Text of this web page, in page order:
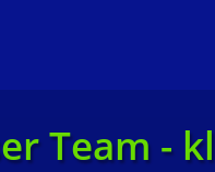
Team -